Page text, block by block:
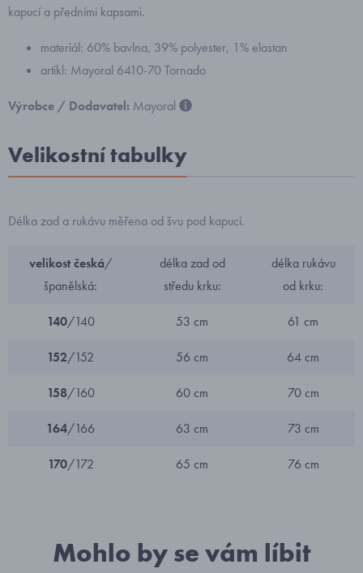
kapucí a předními kapsami.
materiál: 60% bavlna, 39% polyester, 1% elastan
artikl: Mayoral 6410-70 Tornado
Výrobce / Dodavatel: Mayoral
Velikostní tabulky
Délka zad a rukávu měřena od švu pod kapucí.
velikost česká/
španělská:
délka zad od
středu krku:
délka rukávu
od krku:
140/140 53 cm 61 cm
152/152 56 cm 64 cm
158/160 60 cm 70 cm
164/166 63 cm 73 cm
170/172 65 cm 76 cm
Mohlo by se vám líbit